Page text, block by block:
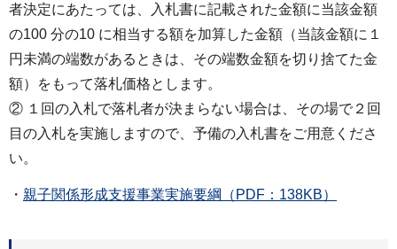
者決定にあたっては、入札書に記載された金額に当該金額
の100 分の10 に相当する額を加算した金額（当該金額に１
円未満の端数があるときは、その端数金額を切り捨てた金
額）をもって落札価格とします。
② １回の入札で落札者が決まらない場合は、その場で２回
目の入札を実施しますので、予備の入札書をご用意くださ
い。
・ 親子関係形成支援事業実施要綱（PDF：138KB）